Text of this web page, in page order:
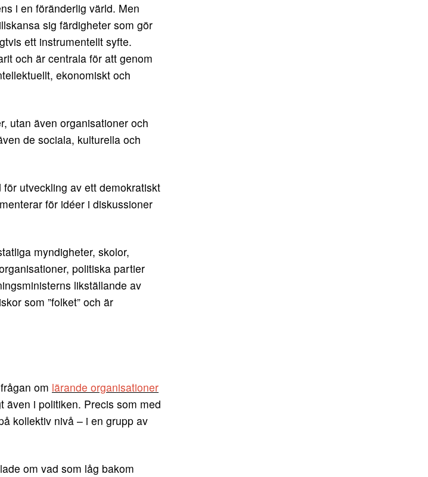
i en föränderlig värld. Men
sig färdigheter som gör
ett instrumentellt syfte.
och är centrala för att genom
ekonomiskt och
utan även organisationer och
de sociala, kulturella och
utveckling av ett demokratiskt
för idéer i diskussioner
myndigheter, skolor,
politiska partier
likställande av
som ”folket” och är
om lärande organisationer
även i politiken. Precis som med
kollektiv nivå – i en grupp av
om vad som låg bakom